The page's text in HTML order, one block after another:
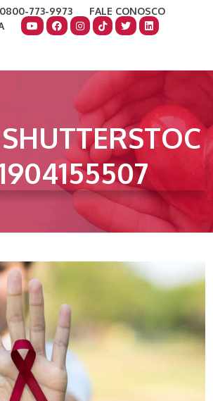
773-9973
FALE CONOSCO
SHUTTERSTOC